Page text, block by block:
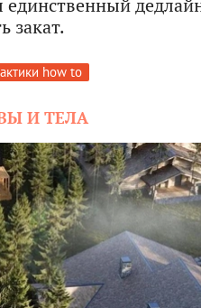
закат.
how to
И ТЕЛА